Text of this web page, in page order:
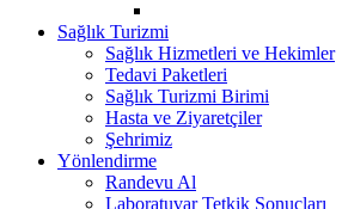
Sağlık Turizmi
Sağlık Hizmetleri ve Hekimler
Tedavi Paketleri
Sağlık Turizmi Birimi
Hasta ve Ziyaretçiler
Şehrimiz
Yönlendirme
Randevu Al
Laboratuvar Tetkik Sonuçları